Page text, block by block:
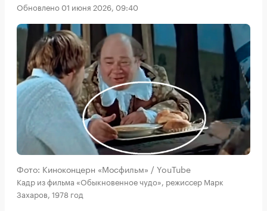
Обновлено 01 июня 2026, 09:40
Фото: Киноконцерн «Мосфильм» / YouTube
Кадр из фильма «Обыкновенное чудо», режиссер Марк
Захаров, 1978 год